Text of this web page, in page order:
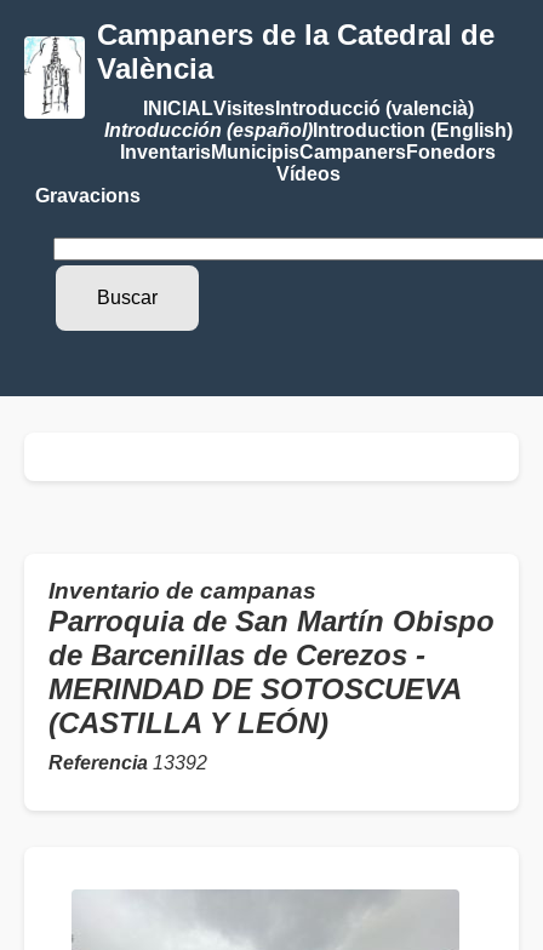
Campaners de la Catedral de
València
INICIALVisitesIntroducció (valencià)
Introducción (español)Introduction (English)
InventarisMunicipisCampanersFonedors
Vídeos
Gravacions
Inventario de campanas
Parroquia de San Martín Obispo
de Barcenillas de Cerezos -
MERINDAD DE SOTOSCUEVA
(CASTILLA Y LEÓN)
Referencia 13392